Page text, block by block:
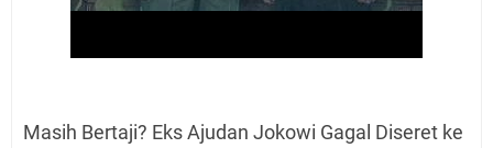
Masih Bertaji? Eks Ajudan Jokowi Gagal Diseret ke